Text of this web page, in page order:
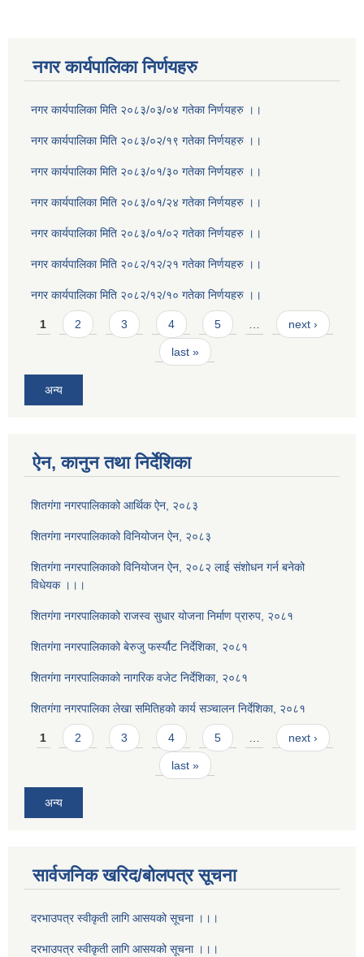
नगर कार्यपालिका निर्णयहरु
नगर कार्यपालिका मिति २०८३/०३/०४ गतेका निर्णयहरु ।।
नगर कार्यपालिका मिति २०८३/०२/१९ गतेका निर्णयहरु ।।
नगर कार्यपालिका मिति २०८३/०१/३० गतेका निर्णयहरु ।।
नगर कार्यपालिका मिति २०८३/०१/२४ गतेका निर्णयहरु ।।
नगर कार्यपालिका मिति २०८३/०१/०२ गतेका निर्णयहरु ।।
नगर कार्यपालिका मिति २०८२/१२/२१ गतेका निर्णयहरु ।।
नगर कार्यपालिका मिति २०८२/१२/१० गतेका निर्णयहरु ।।
Pages
1 2 3 4 5 … next ›
last »
अन्य
ऐन, कानुन तथा निर्देशिका
शितगंगा नगरपालिकाको आर्थिक ऐन, २०८३
शितगंगा नगरपालिकाको विनियोजन ऐन, २०८३
शितगंगा नगरपालिकाको विनियोजन ऐन, २०८२ लाई संशोधन गर्न बनेको
विधेयक ।।।
शितगंगा नगरपालिकाको राजस्व सुधार योजना निर्माण प्रारुप, २०८१
शितगंगा नगरपालिकाको बेरुजु फर्स्यौट निर्देशिका, २०८१
शितगंगा नगरपालिकाको नागरिक वजेट निर्देशिका, २०८१
शितगंगा नगरपालिका लेखा समितिहको कार्य सञ्चालन निर्देशिका, २०८१
Pages
1 2 3 4 5 next ›
last »
अन्य
सार्वजनिक खरिद/बोलपत्र सूचना
दरभाउपत्र स्वीकृती लागि आसयको सूचना ।।।
दरभाउपत्र स्वीकृती लागि आसयको सूचना ।।।